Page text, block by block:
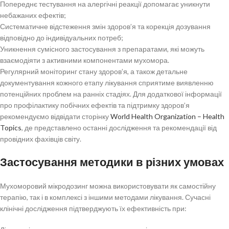
Попереднє тестування на алергічні реакції допомагає уникнути
небажаних ефектів;
Систематичне відстеження змін здоров’я та корекція дозування
відповідно до індивідуальних потреб;
Уникнення сумісного застосування з препаратами, які можуть
взаємодіяти з активними компонентами мухомора.
Регулярний моніторинг стану здоров’я, а також детальне
документування кожного етапу лікування сприятиме виявленню
потенційних проблем на ранніх стадіях. Для додаткової інформації
про профілактику побічних ефектів та підтримку здоров’я
рекомендуємо відвідати сторінкуWorld Health Organization – Health
Topics, де представлено останні дослідження та рекомендації від
провідних фахівців світу.
Застосування методики в різних умовах
Мухоморовий мікродозинг можна використовувати як самостійну
терапію, так і в комплексі з іншими методами лікування. Сучасні
клінічні дослідження підтверджують їх ефективність при: